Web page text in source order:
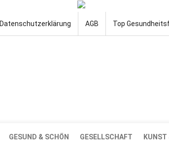
Datenschutzerklärung AGB Top
GESUND & SCHÖN GESELLSCHAFT KUNST